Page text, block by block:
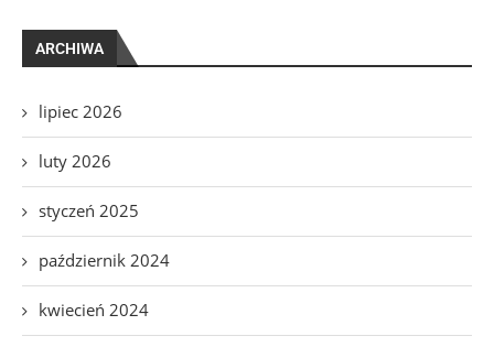
ARCHIWA
lipiec 2026
luty 2026
styczeń 2025
październik 2024
kwiecień 2024